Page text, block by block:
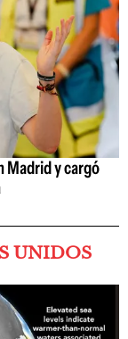
Madrid y cargó
UNIDOS